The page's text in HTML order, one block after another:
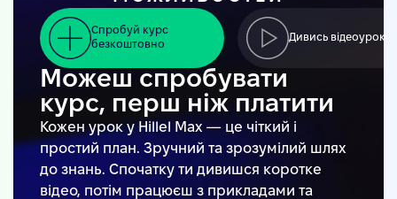
Можеш спробувати
курс, перш ніж платити
Кожен урок у Hillel Max — це чіткий і
простий план. Зручний та зрозумілий шлях
до знань. Спочатку ти дивишся коротке
відео, потім працюєш з прикладами та
Спробуй курс
безкоштовно
Дивись відеоуроки